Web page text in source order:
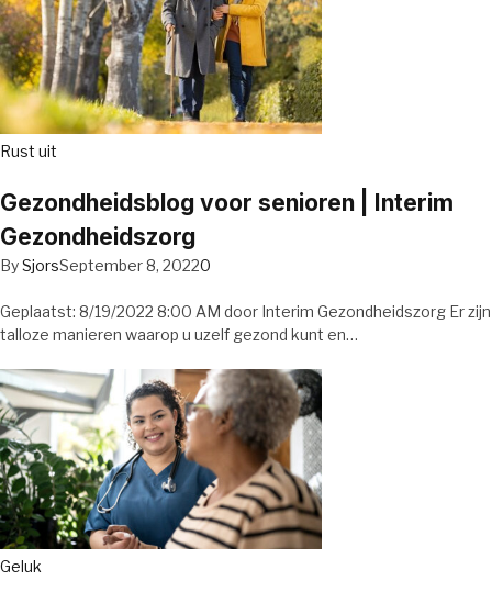
Rust uit
Gezondheidsblog voor senioren | Interim
Gezondheidszorg
BySjorsSeptember 8, 20220
Geplaatst: 8/19/2022 8:00 AM door Interim Gezondheidszorg Er zijn
talloze manieren waarop u uzelf gezond kunt en…
Geluk